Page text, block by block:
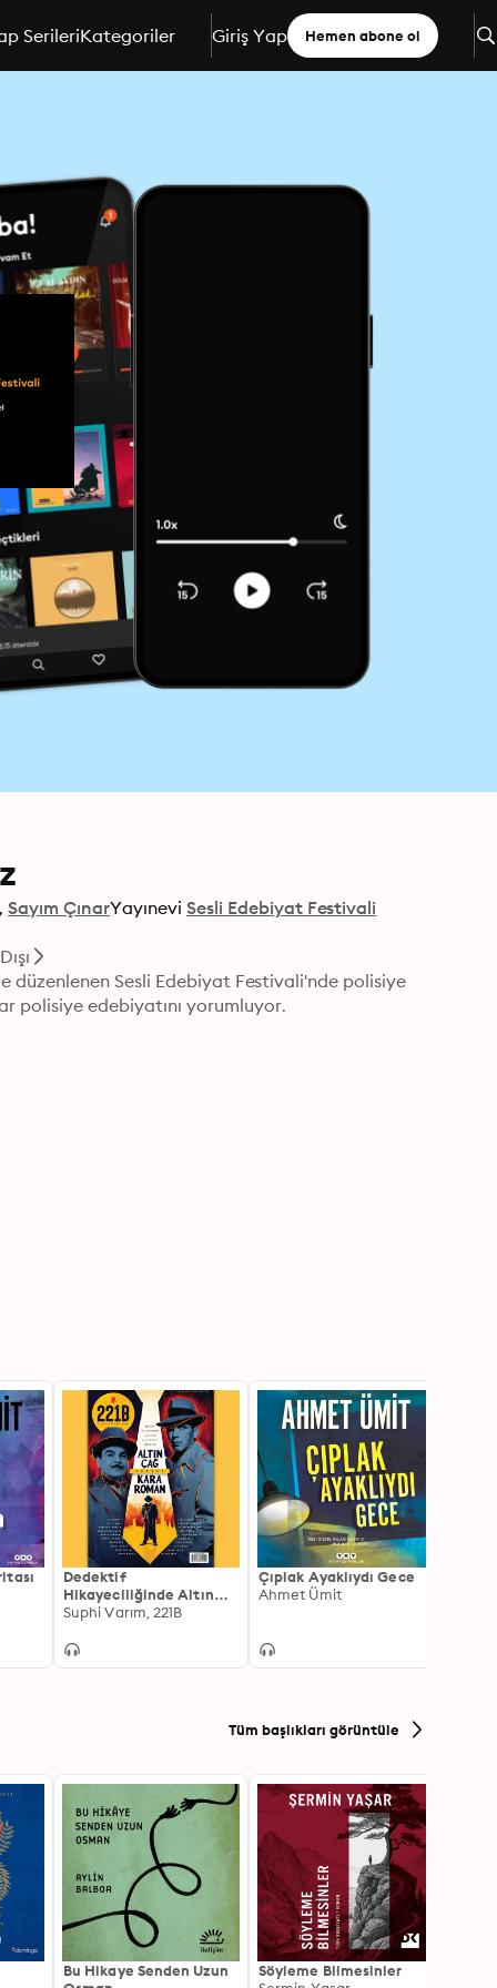
SerileriKategoriler Giriş Yap Hemen abone ol
Sayım ÇınarYayınevi Sesli Edebiyat Festivali
düzenlenen Sesli Edebiyat Festivali'nde polisiye
polisiye edebiyatını yorumluyor.
Dedektif
Hikayeciliğinde Altın
Çağ, Kara Roman’a
Suphi Varım, 221B
Çıplak Ayaklıydı Gece
Ahmet Ümit
Tüm başlıkları görüntüle
Bu Hikaye Senden Uzun
Söyleme Bilmesinler